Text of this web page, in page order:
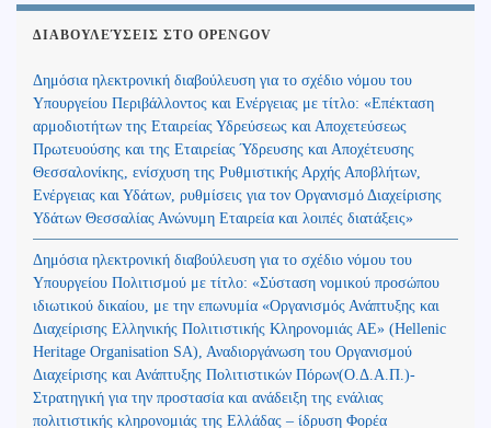
ΔΙΑΒΟΥΛΕΎΣΕΙΣ ΣΤΟ OPENGOV
Δημόσια ηλεκτρονική διαβούλευση για το σχέδιο νόμου του
Υπουργείου Περιβάλλοντος και Ενέργειας με τίτλο: «Επέκταση
αρμοδιοτήτων της Εταιρείας Υδρεύσεως και Αποχετεύσεως
Πρωτευούσης και της Εταιρείας Ύδρευσης και Αποχέτευσης
Θεσσαλονίκης, ενίσχυση της Ρυθμιστικής Αρχής Αποβλήτων,
Ενέργειας και Υδάτων, ρυθμίσεις για τον Οργανισμό Διαχείρισης
Υδάτων Θεσσαλίας Ανώνυμη Εταιρεία και λοιπές διατάξεις»
Δημόσια ηλεκτρονική διαβούλευση για το σχέδιο νόμου του
Υπουργείου Πολιτισμού με τίτλο: «Σύσταση νομικού προσώπου
ιδιωτικού δικαίου, με την επωνυμία «Οργανισμός Ανάπτυξης και
Διαχείρισης Ελληνικής Πολιτιστικής Κληρονομιάς ΑΕ» (Hellenic
Heritage Organisation SA), Αναδιοργάνωση του Οργανισμού
Διαχείρισης και Ανάπτυξης Πολιτιστικών Πόρων(Ο.Δ.Α.Π.)-
Στρατηγική για την προστασία και ανάδειξη της ενάλιας
πολιτιστικής κληρονομιάς της Ελλάδας – ίδρυση Φορέα